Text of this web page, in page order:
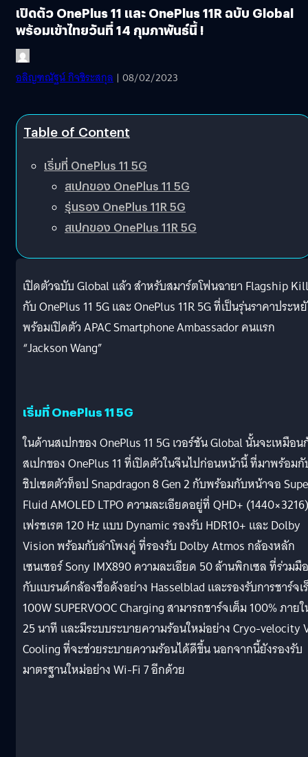
เปิดตัว OnePlus 11 และ OnePlus 11R ฉบับ Global
พร้อมเข้าไทยวันที่ 14 กุมภาพันธ์นี้ !
อลิญฑณัฐน์ กิจชิระสกุล | 08/02/2023
Table of Content
เริ่มที่ OnePlus 11 5G
สเปกของ OnePlus 11 5G
รุ่นรอง OnePlus 11R 5G
สเปกของ OnePlus 11R 5G
เปิดตัวฉบับ Global แล้ว สำหรับสมาร์ตโฟนฉายา Flagship
กับ OnePlus 11 5G และ OnePlus 11R 5G ที่เป็นรุ่นราคาประห
พร้อมเปิดตัว APAC Smartphone Ambassador คนแรก
“Jackson Wang”
เริ่มที่ OnePlus 11 5G
ในด้านสเปกของ OnePlus 11 5G เวอร์ชัน Global นั้นจะเหมือ
สเปกของ OnePlus 11 ที่เปิดตัวในจีนไปก่อนหน้านี้ ที่มาพร้อม
ชิปเซตตัวท็อป Snapdragon 8 Gen 2 กับพร้อมกับหน้าจอ
Fluid AMOLED LTPO ความละเอียดอยู่ที่ QHD+
เฟรชเรต 120 Hz แบบ Dynamic รองรับ HDR10+ และ Dolby
Vision พร้อมกับลำโพงคู่ ที่รองรับ Dolby Atmos กล้องหลัก
เซนเซอร์ Sony IMX890 ความละเอียด 50 ล้านพิกเซล ที่ร่วมมือ
กับแบรนด์กล้องชื่อดังอย่าง Hasselblad และรองรับการชาร์จเ
100W SUPERVOOC Charging สามารถชาร์จเต็ม 100% ภาย
25 นาที และมีระบบระบายความร้อนใหม่อย่าง Cryo-velocity
Cooling ที่จะช่วยระบายความร้อนได้ดีขึ้น นอกจากนี้ยังรองรับ
มาตรฐานใหม่อย่าง Wi-Fi 7 อีกด้วย